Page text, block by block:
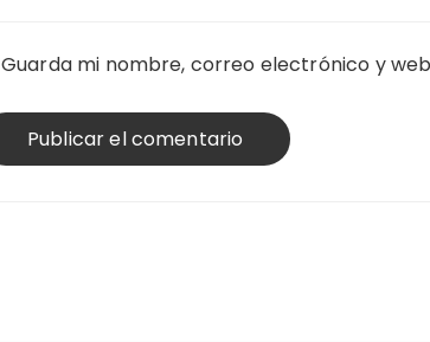
Guarda mi nombre, correo electrónico y